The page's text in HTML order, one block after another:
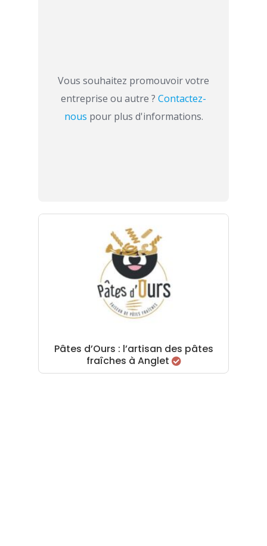
Vous souhaitez promouvoir votre
entreprise ou autre ? Contactez-
nous pour plus d'informations.
Pâtes d’Ours : l’artisan des pâtes
fraîches à Anglet